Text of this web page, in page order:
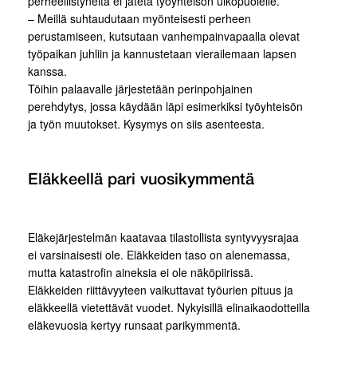
– Meillä suhtaudutaan myönteisesti perheen
perustamiseen, kutsutaan vanhempainvapaalla olevat
työpaikan juhliin ja kannustetaan vierailemaan lapsen
kanssa.
Töihin palaavalle järjestetään perinpohjainen
perehdytys, jossa käydään läpi esimerkiksi työyhteisön
ja työn muutokset. Kysymys on siis asenteesta.
Eläkkeellä pari vuosikymmentä
Eläkejärjestelmän kaatavaa tilastollista syntyvyysrajaa
ei varsinaisesti ole. Eläkkeiden taso on alenemassa,
mutta katastrofin aineksia ei ole näköpiirissä.
Eläkkeiden riittävyyteen vaikuttavat työurien pituus ja
eläkkeellä vietettävät vuodet. Nykyisillä elinaikaodotteilla
eläkevuosia kertyy runsaat parikymmentä.